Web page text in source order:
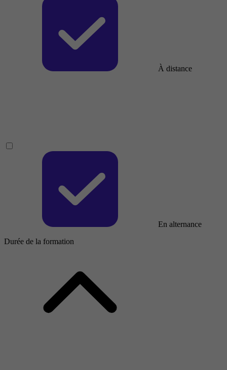
À distance
En alternance
Durée de la formation